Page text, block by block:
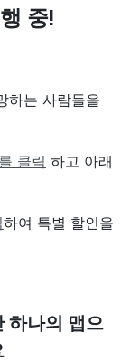
중!
하는 사람들을
클릭 하고 아래
하여 특별 할인을
하나의 맵으